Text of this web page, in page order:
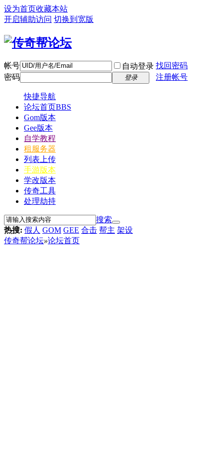
设为首页收藏本站
开启辅助访问 切换到宽版
帐号 自动登录 找回密码
密码
登录 注册帐号
快捷导航
论坛首页BBS
Gom版本
Gee版本
自学教程
租服务器
列表上传
手游版本
学改版本
传奇工具
处理劫持
搜索
热搜: 假人 GOM GEE 合击 帮主 架设
传奇帮论坛»论坛首页